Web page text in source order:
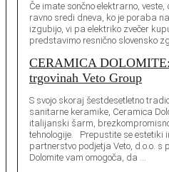
Če imate sončno elektrarno,
ravno sredi dneva, ko je poraba
izgubijo, vi pa elektriko zvečer
predstavimo resnično slovensko
CERAMICA
trgovinah Veto Group
S svojo skoraj šestdesetletno
sanitarne keramike, Ceramica
italijanski šarm,
tehnologije. Prepustite se estetiki
partnerstvo podjetja Veto, d.o.o. s
Dolomite vam omogoča, da …